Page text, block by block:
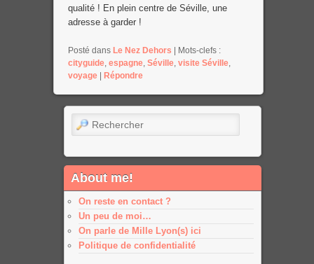
qualité ! En plein centre de Séville, une
adresse à garder !
Posté dans Le Nez Dehors | Mots-clefs :
cityguide, espagne, Séville, visite Séville,
voyage | Répondre
Rechercher
About me!
On reste en contact ?
Un peu de moi…
On parle de Mille Lyon(s) ici
Politique de confidentialité